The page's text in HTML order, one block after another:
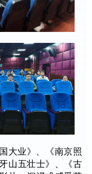
大业》、《南京照
山五壮士》、《古